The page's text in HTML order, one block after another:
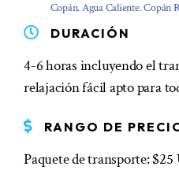
Copán. Agua Caliente. Copán
DURACIÓN
4-6 horas incluyendo el
relajación fácil apto para
RANGO DE
Paquete de transporte: